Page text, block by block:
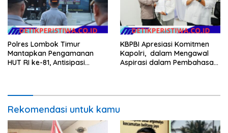
Polres Lombok Timur
Mantapkan Pengamanan
HUT RI ke-81, Antisipasi
KBPBI Apresiasi Komitmen
Kapolri, dalam Mengawal
Aspirasi dalam Pembahasan
Rekomendasi untuk kamu